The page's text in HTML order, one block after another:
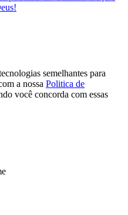
semelhantes para
a nossa Politica de
você concorda com essas